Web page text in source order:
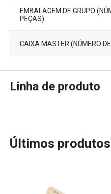
EMBALAGEM DE GRUPO
PEÇAS)
CAIXA MASTER (NÚMERO
Linha de produto
FEELWOOD, uma linha que
Últimos